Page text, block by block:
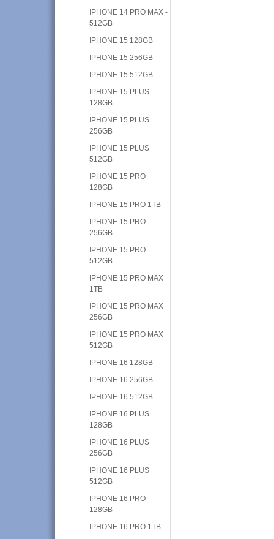
IPHONE 14 PRO MAX -
512GB
IPHONE 15 128GB
IPHONE 15 256GB
IPHONE 15 512GB
IPHONE 15 PLUS
128GB
IPHONE 15 PLUS
256GB
IPHONE 15 PLUS
512GB
IPHONE 15 PRO
128GB
IPHONE 15 PRO 1TB
IPHONE 15 PRO
256GB
IPHONE 15 PRO
512GB
IPHONE 15 PRO MAX
1TB
IPHONE 15 PRO MAX
256GB
IPHONE 15 PRO MAX
512GB
IPHONE 16 128GB
IPHONE 16 256GB
IPHONE 16 512GB
IPHONE 16 PLUS
128GB
IPHONE 16 PLUS
256GB
IPHONE 16 PLUS
512GB
IPHONE 16 PRO
128GB
IPHONE 16 PRO 1TB